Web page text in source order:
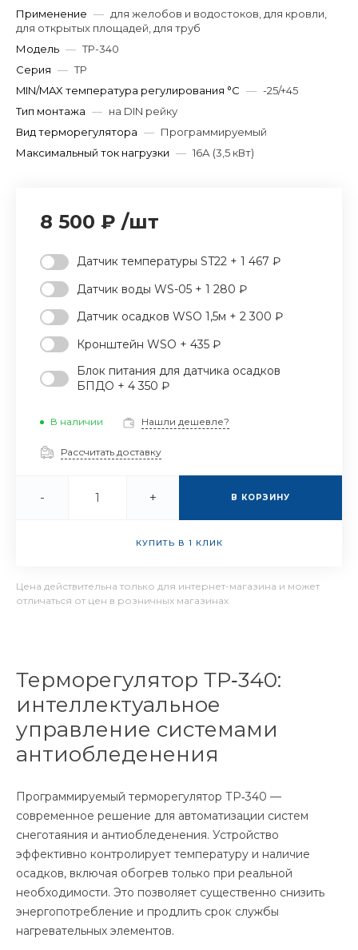
Применение — для желобов и водостоков, для кровли,
для открытых площадей, для труб
Модель — ТР-340
Серия — ТР
MIN/MAX температура регулирования °С — -25/+45
Тип монтажа — на DIN рейку
Вид терморегулятора — Программируемый
Максимальный ток нагрузки — 16А (3,5 кВт)
8 500 ₽ /шт
Датчик температуры ST22 + 1 467 ₽
Датчик воды WS-05 + 1 280 ₽
Датчик осадков WSO 1,5м + 2 300 ₽
Кронштейн WSO + 435 ₽
Блок питания для датчика осадков
БПДО + 4 350 ₽
В наличии Нашли дешевле?
Рассчитать доставку
- + В КОРЗИНУ
КУПИТЬ В 1 КЛИК
Цена действительна только для интернет-магазина и может
отличаться от цен в розничных магазинах
Терморегулятор ТР‑340:
интеллектуальное
управление системами
антиобледенения
Программируемый терморегулятор ТР‑340 —
современное решение для автоматизации систем
снеготаяния и антиобледенения. Устройство
эффективно контролирует температуру и наличие
осадков, включая обогрев только при реальной
необходимости. Это позволяет существенно снизить
энергопотребление и продлить срок службы
нагревательных элементов.